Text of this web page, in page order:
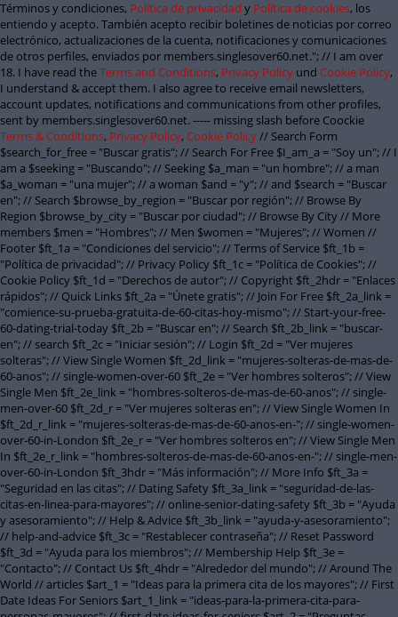
Términos y condiciones, Política de privacidad y Política de cookies, los
entiendo y acepto. También acepto recibir boletines de noticias por correo
electrónico, actualizaciones de la cuenta, notificaciones y comunicaciones
de otros perfiles, enviados por members.singlesover60.net."; // I am over
18. I have read theTerms and Conditions, Privacy Policy und Cookie Policy,
I understand & accept them. I also agree to receive email newsletters,
account updates, notifications and communications from other profiles,
sent by members.singlesover60.net. ----- missing slash before Coockie
Terms & Conditions, Privacy Policy, Cookie Policy// Search Form
$search_for_free = "Buscar gratis"; // Search For Free $I_am_a = "Soy un"; // I
am a $seeking = "Buscando"; // Seeking $a_man = "un hombre"; // a man
$a_woman = "una mujer"; // a woman $and = "y"; // and $search = "Buscar
en"; // Search $browse_by_region = "Buscar por región"; // Browse By
Region $browse_by_city = "Buscar por ciudad"; // Browse By City // More
members $men = "Hombres"; // Men $women = "Mujeres"; // Women //
Footer $ft_1a = "Condiciones del servicio"; // Terms of Service $ft_1b =
"Política de privacidad"; // Privacy Policy $ft_1c = "Política de Cookies"; //
Cookie Policy $ft_1d = "Derechos de autor"; // Copyright $ft_2hdr = "Enlaces
rápidos"; // Quick Links $ft_2a = "Únete gratis"; // Join For Free $ft_2a_link =
"comience-su-prueba-gratuita-de-60-citas-hoy-mismo"; // Start-your-free-
60-dating-trial-today $ft_2b = "Buscar en"; // Search $ft_2b_link = "buscar-
en"; // search $ft_2c = "Iniciar sesión"; // Login $ft_2d = "Ver mujeres
solteras"; // View Single Women $ft_2d_link = "mujeres-solteras-de-mas-de-
60-anos"; // single-women-over-60 $ft_2e = "Ver hombres solteros"; // View
Single Men $ft_2e_link = "hombres-solteros-de-mas-de-60-anos"; // single-
men-over-60 $ft_2d_r = "Ver mujeres solteras en"; // View Single Women In
$ft_2d_r_link = "mujeres-solteras-de-mas-de-60-anos-en-"; // single-women-
over-60-in-London $ft_2e_r = "Ver hombres solteros en"; // View Single Men
In $ft_2e_r_link = "hombres-solteros-de-mas-de-60-anos-en-"; // single-men-
over-60-in-London $ft_3hdr = "Más información"; // More Info $ft_3a =
"Seguridad en las citas"; // Dating Safety $ft_3a_link = "seguridad-de-las-
citas-en-linea-para-mayores"; // online-senior-dating-safety $ft_3b = "Ayuda
y asesoramiento"; // Help & Advice $ft_3b_link = "ayuda-y-asesoramiento";
// help-and-advice $ft_3c = "Restablecer contraseña"; // Reset Password
$ft_3d = "Ayuda para los miembros"; // Membership Help $ft_3e =
"Contacto"; // Contact Us $ft_4hdr = "Alrededor del mundo"; // Around The
World // articles $art_1 = "Ideas para la primera cita de los mayores"; // First
Date Ideas For Seniors $art_1_link = "ideas-para-la-primera-cita-para-